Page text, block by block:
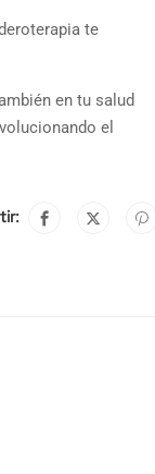
te
en tu salud
el